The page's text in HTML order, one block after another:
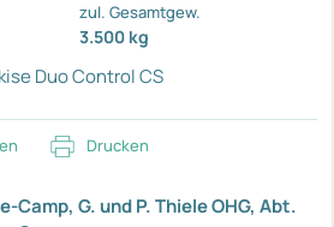
zul. Gesamtgew.
3.500 kg
Duo Control CS
Drucken
Camp, G. und P. Thiele OHG, Abt.